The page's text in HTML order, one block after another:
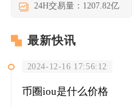
24H交易量：1207.82亿
最新快讯
2024-12-16 17:56:12
币圈iou是什么价格